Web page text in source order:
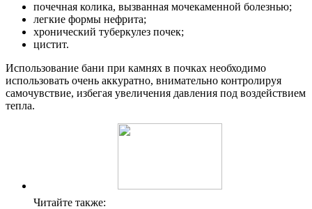
почечная колика, вызванная мочекаменной болезнью;
легкие формы нефрита;
хронический туберкулез почек;
цистит.
Использование бани при камнях в почках необходимо
использовать очень аккуратно, внимательно контролируя
самочувствие, избегая увеличения давления под воздействием
тепла.
Читайте также: